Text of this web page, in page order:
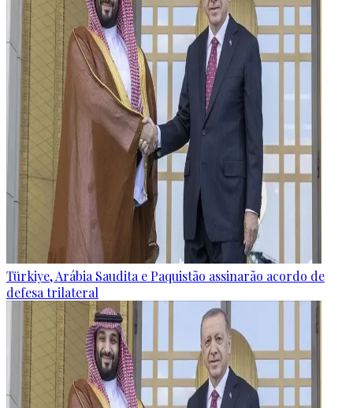
Türkiye, Arábia Saudita e Paquistão assinarão acordo de
defesa trilateral